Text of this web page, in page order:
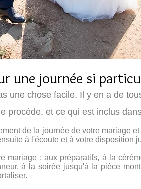
une journée si
une chose facile. Il y en a de
procède, et ce qui est inclus
de la journée de votre mariage
à l'écoute et à votre disposition
mariage : aux préparatifs, à la
à la soirée jusqu'à la pièce